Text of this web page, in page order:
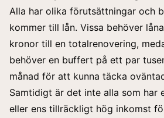
Alla har olika förutsättningar och
kommer till lån. Vissa behöver
kronor till en totalrenovering,
behöver en buffert på ett par
månad för att kunna täcka
Samtidigt är det inte alla som har
eller ens tillräckligt hög inkomst